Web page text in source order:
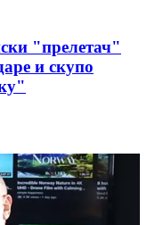
"прелетач"
и скупо